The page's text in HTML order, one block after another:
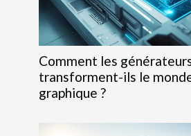
Comment les
transforment-ils le
graphique ?